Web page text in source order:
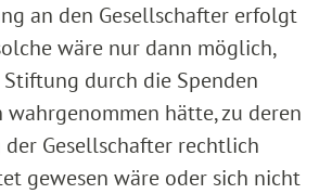
an den Gesellschafter erfolgt
wäre nur dann möglich,
durch die Spenden
wahrgenommen hätte, zu deren
Gesellschafter rechtlich
gewesen wäre oder sich nicht